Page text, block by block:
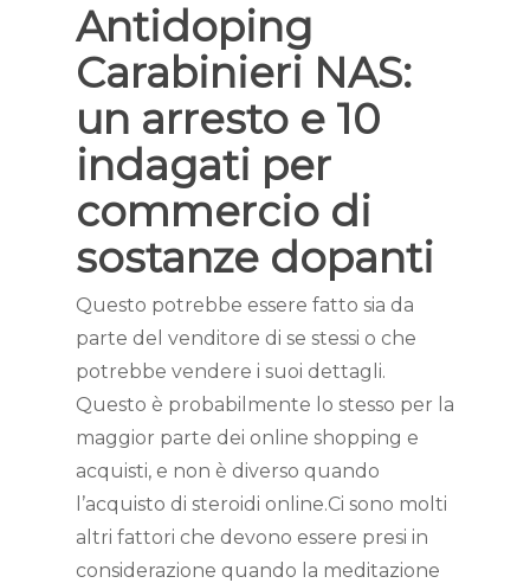
Antidoping
Carabinieri NAS:
un arresto e 10
indagati per
commercio di
sostanze dopanti
Questo potrebbe essere fatto sia da
parte del venditore di se stessi o che
potrebbe vendere i suoi dettagli.
Questo è probabilmente lo stesso per la
maggior parte dei online shopping e
acquisti, e non è diverso quando
l’acquisto di steroidi online.Ci sono molti
altri fattori che devono essere presi in
considerazione quando la meditazione